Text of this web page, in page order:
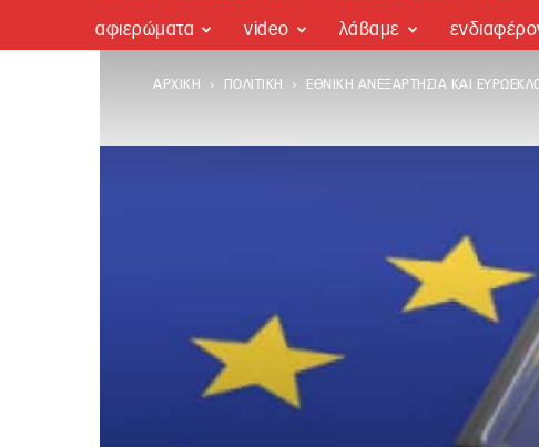
αφιερώματα video λάβαμε
ΑΡΧΙΚΉ ΠΟΛΙΤΙΚΉ ΕΘΝΙΚΉ ΑΝΕΞΑΡΤΗΣΊΑ ΚΑΙ